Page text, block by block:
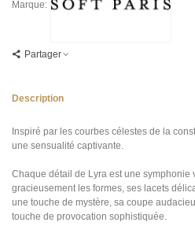
Marque:
Partager
Description
Inspiré par les courbes célestes de la
une sensualité captivante.
Chaque détail de Lyra est une symphonie
gracieusement les formes, ses lacets
une touche de mystère, sa coupe
touche de provocation sophistiquée.